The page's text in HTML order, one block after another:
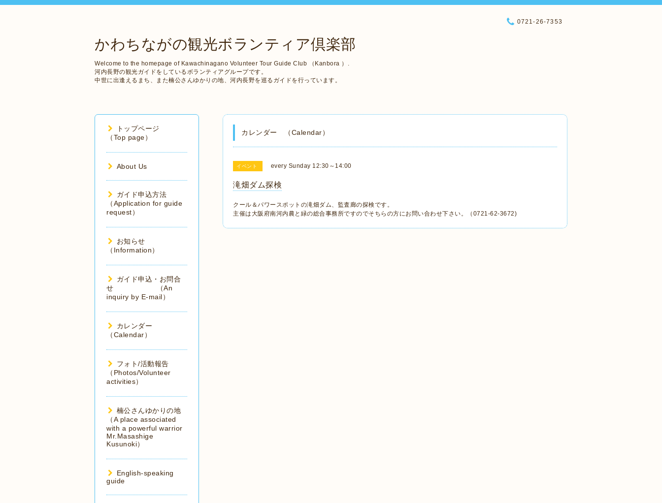
かわちながの観光ボランティア倶楽部
Welcome to the homepage of Kawachinagano Volunteer Tour Guide Club （Kanbora ）.
河内長野の観光ガイドをしているボランティアグループです。
中世に出逢えるまち、また楠公さんゆかりの地、河内長野を巡るガイドを行っています。
0721-26-7353
カレンダー （Calendar）
イベント every Sunday 12:30～14:00
滝畑ダム探検
クール＆パワースポットの滝畑ダム、監査廊の探検です。
主催は大阪府南河内農と緑の総合事務所ですのでそちらの方にお問い合わせ下さい。（0721-62-3672)
トップページ
（Top page）
About Us
ガイド申込方法
（Application for guide
request）
お知らせ
（Information）
ガイド申込・お問合
せ （An
inquiry by E-mail）
カレンダー
（Calendar）
フォト/活動報告
（Photos/Volunteer
activities）
楠公さんゆかりの地
（A place associated
with a powerful warrior
Mr.Masashige
Kusunoki）
English-speaking
guide